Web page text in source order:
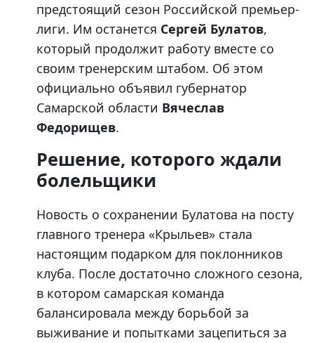
предстоящий сезон Российской премьер-
лиги. Им останется Сергей Булатов,
который продолжит работу вместе со
своим тренерским штабом. Об этом
официально объявил губернатор
Самарской области Вячеслав
Федорищев.
Решение, которого ждали
болельщики
Новость о сохранении Булатова на посту
главного тренера «Крыльев» стала
настоящим подарком для поклонников
клуба. После достаточно сложного сезона,
в котором самарская команда
балансировала между борьбой за
выживание и попытками зацепиться за